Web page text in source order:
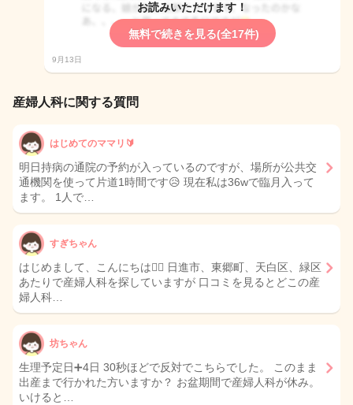
お読みいただけます！
無料で続きを見る(全17件)
9月13日
産婦人科に関する質問
はじめてのママリ🔰
明日持病の通院の予約が入っているのですが、場所が公共交
通機関を使って片道1時間です😥 現在私は36wで臨月入って
ます。 1人で…
すぎちゃん
はじめまして、こんにちは🙇‍♀️ 日進市、東郷町、天白区、緑区
あたりで産婦人科を探していますが 口コミを見るとどこの産
婦人科…
坊ちゃん
生理予定日➕4日 30秒ほどで反対でこちらでした。 このまま
出産まで行かれた方いますか？ お盆期間で産婦人科が休み。
いけると…